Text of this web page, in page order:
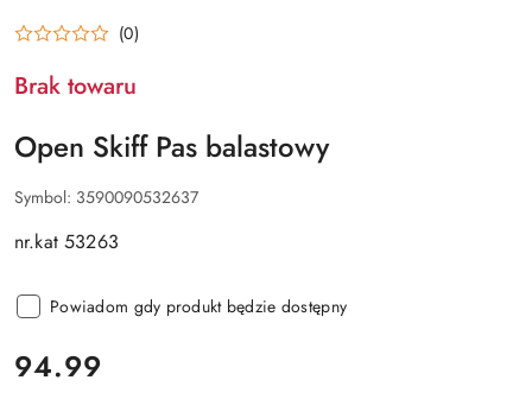
(0)
Brak towaru
Open Skiff Pas balastowy
Symbol: 3590090532637
nr.kat 53263
Powiadom gdy produkt będzie dostępny
cena:
94.99